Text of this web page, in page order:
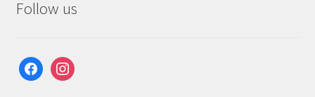
Follow us
facebookinstagram